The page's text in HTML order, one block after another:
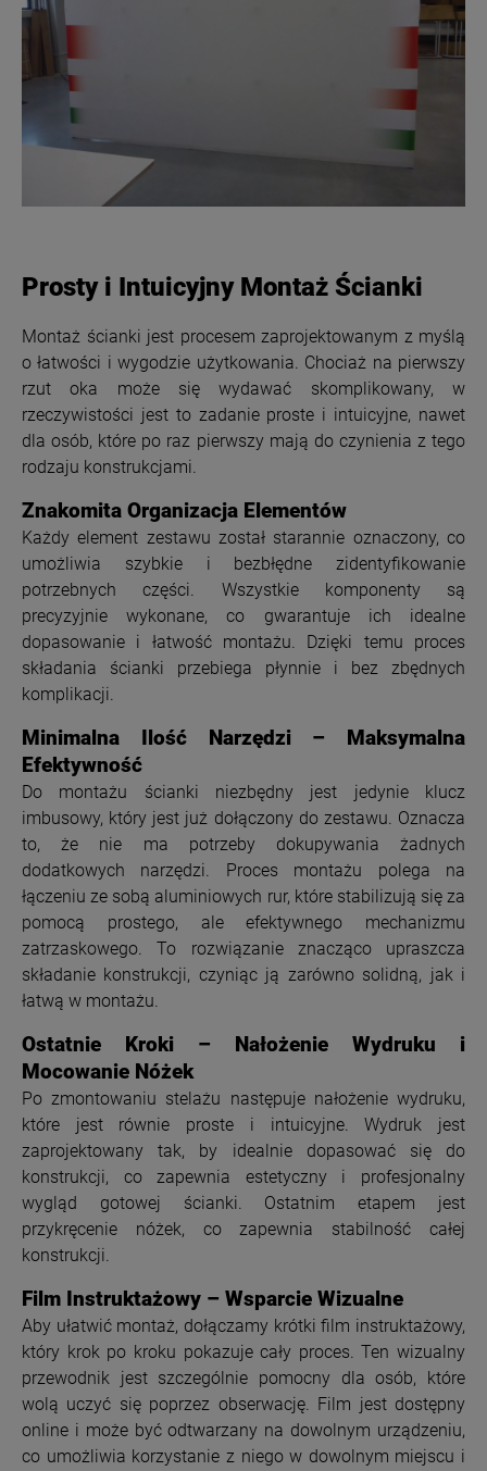
Prosty i Intuicyjny Montaż Ścianki
Montaż ścianki jest procesem zaprojektowanym z myślą
o łatwości i wygodzie użytkowania. Chociaż na pierwszy
rzut oka może się wydawać skomplikowany, w
rzeczywistości jest to zadanie proste i intuicyjne, nawet
dla osób, które po raz pierwszy mają do czynienia z tego
rodzaju konstrukcjami.
Znakomita Organizacja Elementów
Każdy element zestawu został starannie oznaczony, co
umożliwia szybkie i bezbłędne zidentyfikowanie
potrzebnych części. Wszystkie komponenty są
precyzyjnie wykonane, co gwarantuje ich idealne
dopasowanie i łatwość montażu. Dzięki temu proces
składania ścianki przebiega płynnie i bez zbędnych
komplikacji.
Minimalna Ilość Narzędzi – Maksymalna
Efektywność
Do montażu ścianki niezbędny jest jedynie klucz
imbusowy, który jest już dołączony do zestawu. Oznacza
to, że nie ma potrzeby dokupywania żadnych
dodatkowych narzędzi. Proces montażu polega na
łączeniu ze sobą aluminiowych rur, które stabilizują się za
pomocą prostego, ale efektywnego mechanizmu
zatrzaskowego. To rozwiązanie znacząco upraszcza
składanie konstrukcji, czyniąc ją zarówno solidną, jak i
łatwą w montażu.
Ostatnie Kroki – Nałożenie Wydruku i
Mocowanie Nóżek
Po zmontowaniu stelażu następuje nałożenie wydruku,
które jest równie proste i intuicyjne. Wydruk jest
zaprojektowany tak, by idealnie dopasować się do
konstrukcji, co zapewnia estetyczny i profesjonalny
wygląd gotowej ścianki. Ostatnim etapem jest
przykręcenie nóżek, co zapewnia stabilność całej
konstrukcji.
Film Instruktażowy – Wsparcie Wizualne
Aby ułatwić montaż, dołączamy krótki film instruktażowy,
który krok po kroku pokazuje cały proces. Ten wizualny
przewodnik jest szczególnie pomocny dla osób, które
wolą uczyć się poprzez obserwację. Film jest dostępny
online i może być odtwarzany na dowolnym urządzeniu,
co umożliwia korzystanie z niego w dowolnym miejscu i